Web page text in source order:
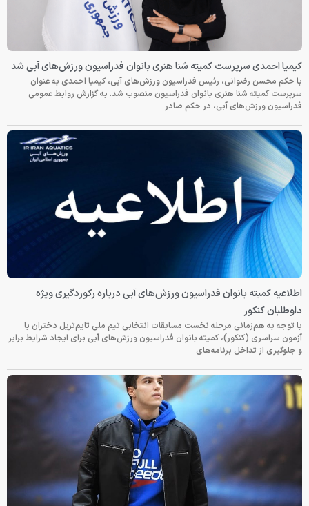
کیمیا احمدی سرپرست کمیته شنا هنری بانوان فدراسیون ورزش‌های آبی شد
با حکم محسن رضوانی، رئیس فدراسیون ورزش‌های آبی، کیمیا احمدی به عنوان
سرپرست کمیته شنا هنری بانوان فدراسیون منصوب شد. به گزارش روابط عمومی
فدراسیون ورزش‌های آبی، در حکم صادر
اطلاعیه کمیته بانوان فدراسیون ورزش‌های آبی درباره رکوردگیری ویژه
داوطلبان کنکور
با توجه به هم‌زمانی مرحله نخست مسابقات انتخابی تیم ملی تایم‌تریل دختران با
آزمون سراسری (کنکور)، کمیته بانوان فدراسیون ورزش‌های آبی برای ایجاد شرایط برابر
و جلوگیری از تداخل برنامه‌های